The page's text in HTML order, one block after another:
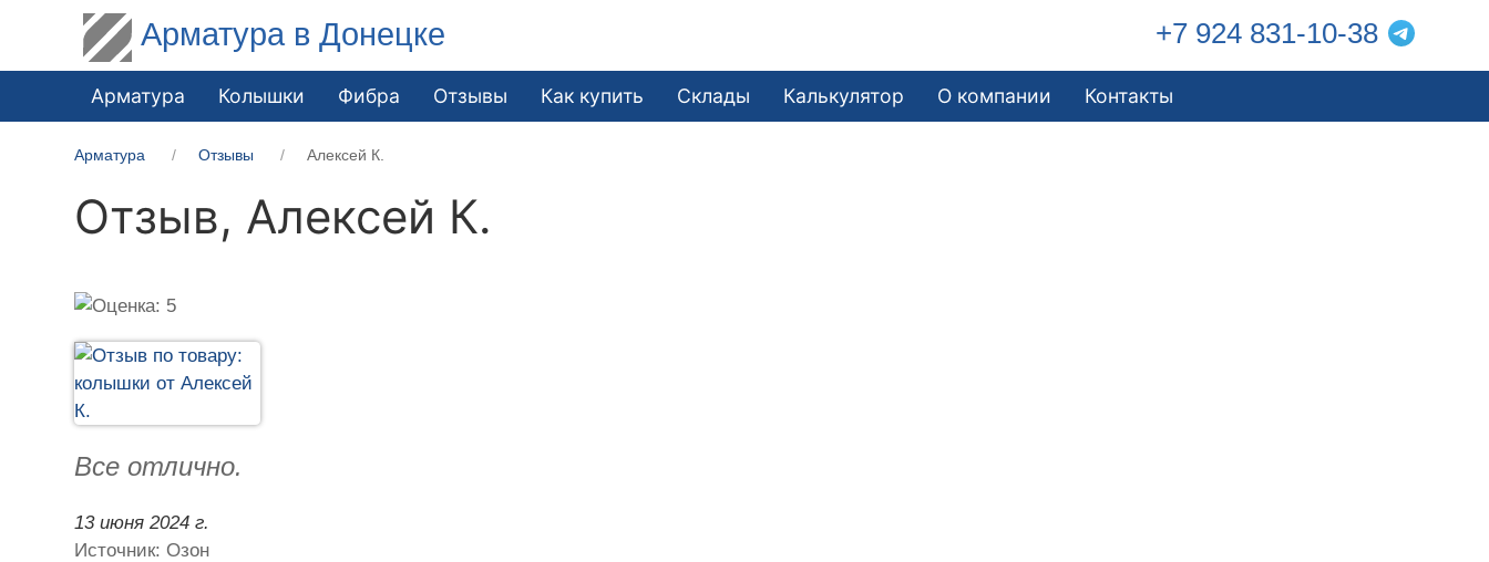
Арматура в Донецке +7 924 831-10-38
Арматура Колышки Фибра Отзывы Как купить Склады Калькулятор О компании Контакты
Арматура Отзывы Алексей К.
Отзыв, Алексей К.
Все отлично.
13 июня 2024 г.
Источник: Озон